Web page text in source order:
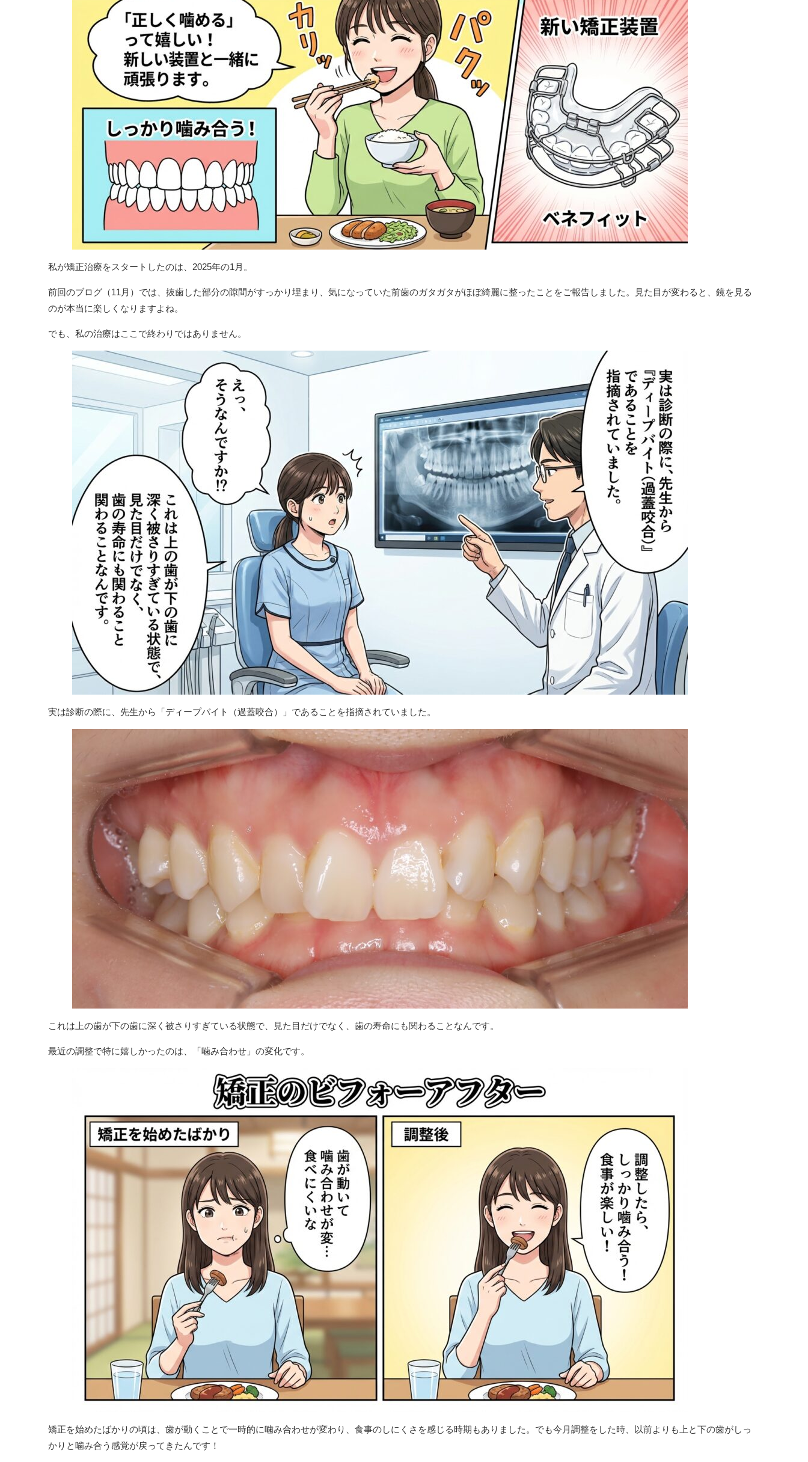
私が矯正治療をスタートしたのは、2025年の1月。
前回のブログ（11月）では、抜歯した部分の隙間がすっかり埋まり、気になっていた前歯のガタガタがほぼ綺麗に整ったことをご報告しました。見た目が変わると、鏡を見る
のが本当に楽しくなりますよね。
でも、私の治療はここで終わりではありません。
実は診断の際に、先生から「ディープバイト（過蓋咬合）」であることを指摘されていました。
これは上の歯が下の歯に深く被さりすぎている状態で、見た目だけでなく、歯の寿命にも関わることなんです。
最近の調整で特に嬉しかったのは、「噛み合わせ」の変化です。
矯正を始めたばかりの頃は、歯が動くことで一時的に噛み合わせが変わり、食事のしにくさを感じる時期もありました。でも今月調整をした時、以前よりも上と下の歯がしっ
かりと噛み合う感覚が戻ってきたんです！